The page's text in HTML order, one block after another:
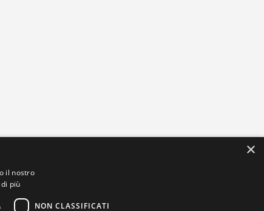
×
il nostro
più
NON CLASSIFICATI